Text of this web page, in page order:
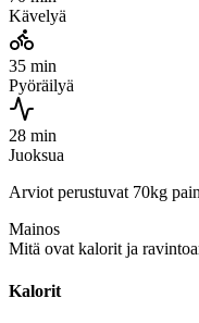
Kävelyä
35 min
Pyöräilyä
28 min
Juoksua
Arviot perustuvat 70kg
Mainos
Mitä ovat kalorit ja
Kalorit